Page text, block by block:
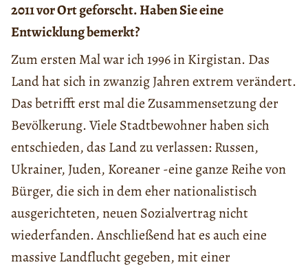
2011 vor Ort geforscht. Haben Sie eine
Entwicklung bemerkt?
Zum ersten Mal war ich 1996 in Kirgistan. Das
Land hat sich in zwanzig Jahren extrem verändert.
Das betrifft erst mal die Zusammensetzung der
Bevölkerung. Viele Stadtbewohner haben sich
entschieden, das Land zu verlassen: Russen,
Ukrainer, Juden, Koreaner -eine ganze Reihe von
Bürger, die sich in dem eher nationalistisch
ausgerichteten, neuen Sozialvertrag nicht
wiederfanden. Anschließend hat es auch eine
massive Landflucht gegeben, mit einer